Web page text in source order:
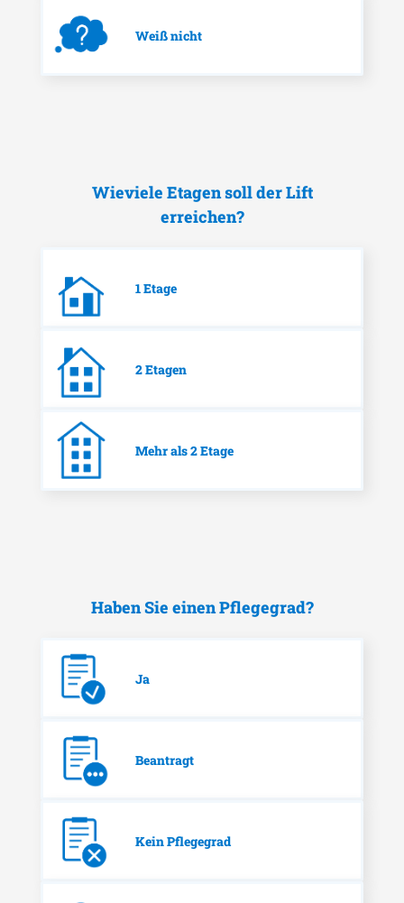
Weiß nicht
Wieviele Etagen soll der Lift
erreichen?
1 Etage
2 Etagen
Mehr als 2 Etage
Haben Sie einen Pflegegrad?
Ja
Beantragt
Kein Pflegegrad